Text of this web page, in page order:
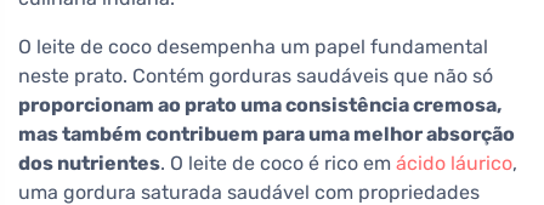
O leite de coco desempenha um papel fundamental
neste prato. Contém gorduras saudáveis que não só
proporcionam ao prato uma consistência cremosa,
mas também contribuem para uma melhor absorção
dos nutrientes. O leite de coco é rico em ácido láurico,
uma gordura saturada saudável com propriedades